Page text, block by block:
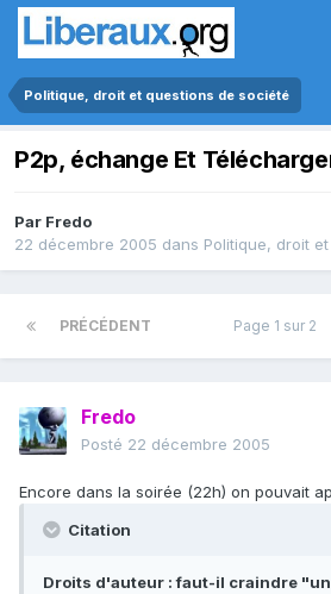
Politique, droit et questions de société
P2p, échange Et
Par Fredo
22 décembre 2005 dans Politique, droit
PRÉCÉDENT Page 1 sur 2
Fredo
Posté 22 décembre 2005
Encore dans la soirée (22h) on pouvait
Citation
Droits d'auteur : faut-il craindre